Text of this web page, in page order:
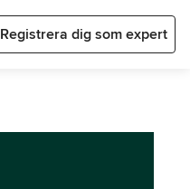
Registrera dig som expert